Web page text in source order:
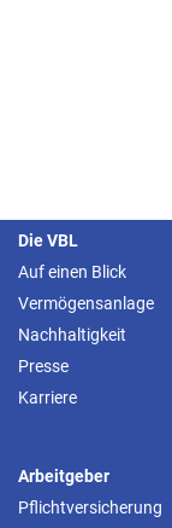
Die VBL
Auf einen Blick
Vermögensanlage
Nachhaltigkeit
Presse
Karriere
Arbeitgeber
Pflichtversicherung